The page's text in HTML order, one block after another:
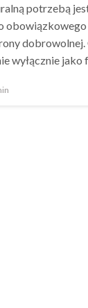
potrzebą
obowiązkowego
wyłącznie jako